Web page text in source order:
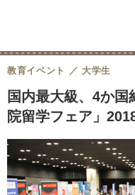
国内最大級、4か
院留学フェア」
教育イベント 大学生